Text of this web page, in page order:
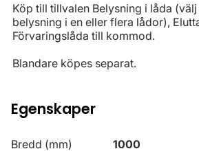
Köp till tillvalen Belysning i låda
belysning i en eller flera lådor),
Förvaringslåda till kommod.
Blandare köpes separat.
Egenskaper
Bredd (mm) 1000